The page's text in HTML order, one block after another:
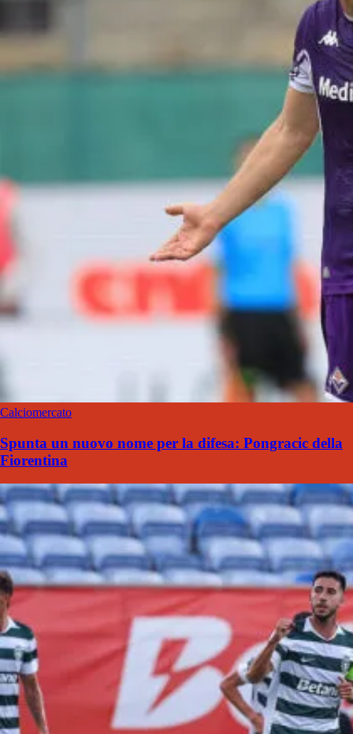
Calciomercato
Spunta un nuovo nome per la difesa: Pongracic della
Fiorentina